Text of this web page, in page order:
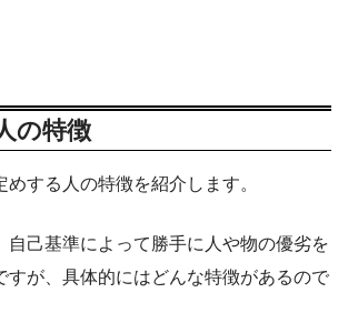
の特徴
めする人の特徴を紹介します。
自己基準によって勝手に人や物の優劣を
すが、具体的にはどんな特徴があるので